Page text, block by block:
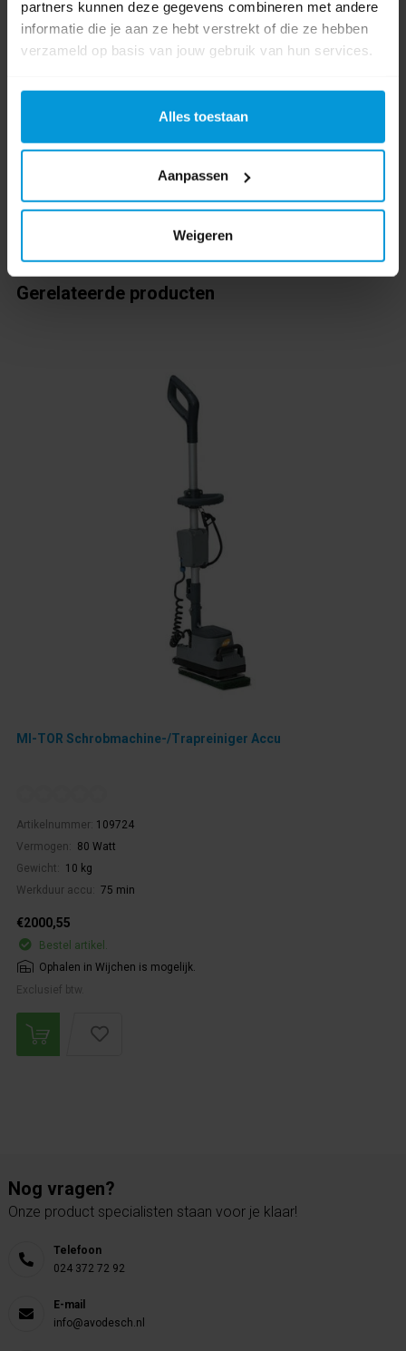
partners kunnen deze gegevens combineren met andere
informatie die je aan ze hebt verstrekt of die ze hebben
verzameld op basis van jouw gebruik van hun services.
Alles toestaan
Aanpassen
Weigeren
Product Informatieblad
0 beoordeling(en)
Schrijf als eerste voor dit product een beoordeling
Gerelateerde producten
MI-TOR Schrobmachine-/Trapreiniger Accu
Artikelnummer: 109724
Vermogen:
80 Watt
Gewicht:
10 kg
Werkduur accu:
75 min
€2000,55
Bestel artikel.
Ophalen in Wijchen is mogelijk.
Exclusief btw.
Nog vragen?
Onze product specialisten staan voor je klaar!
Telefoon
024 372 72 92
E-mail
info@avodesch.nl